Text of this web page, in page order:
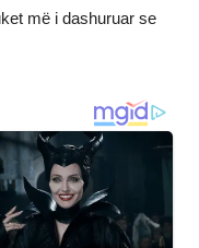
më i dashuruar se